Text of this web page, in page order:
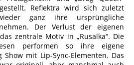
Reflektra wird sich zuletzt
ganz ihre ursprüngliche
Der Verlust der eigenen
zentrale Motiv in „Rusalka“. Die
performen so ihre eigene
mit Lip-Sync-Elementen. Das